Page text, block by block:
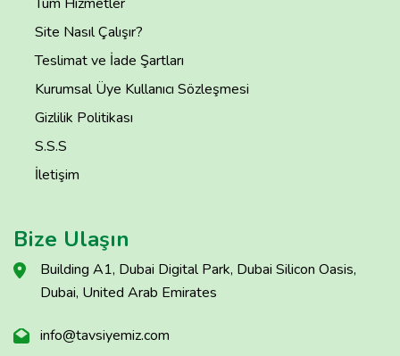
Site Nasıl Çalışır?
Teslimat ve İade Şartları
Kurumsal Üye Kullanıcı Sözleşmesi
Gizlilik Politikası
S.S.S
İletişim
Bize Ulaşın
Building A1, Dubai Digital Park, Dubai Silicon Oasis,
Dubai, United Arab Emirates
info@tavsiyemiz.com